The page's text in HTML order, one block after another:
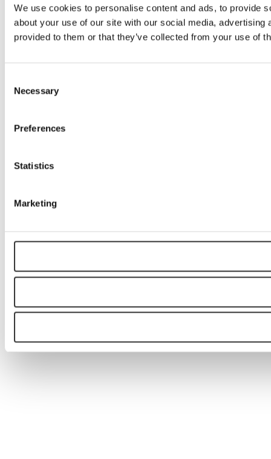
We use cookies to personalise content and ads, to provide
about your use of our site with our social media,
provided to them or that they’ve collected from your use of
Selection
Necessary
Preferences
Statistics
Marketing